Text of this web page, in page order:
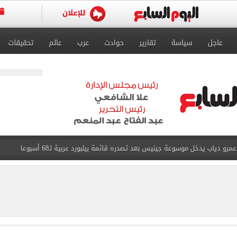
عاجل سياسة تقارير حوادث عرب عالم تحقيقات
عمرو دياب يدخل موسوعة جينيس بعد تصدره قائمة بيلبورد عربية لـ68 أسبوعا
إغلاق طريق مصر أسوان الزراعى الغربى كليا من المنيب للعياط.. اعرف التحويلات
الاستعلامات تفند ادعاءات ذا صن وميرور حول علاج سيدة بريطانية في شرم الشيخ